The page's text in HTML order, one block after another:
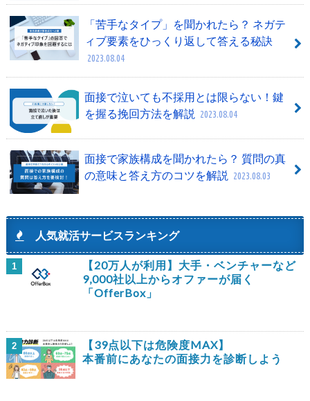
「苦手なタイプ」を聞かれたら？ ネガテ
ィブ要素をひっくり返して答える秘訣
2023.08.04
面接で泣いても不採用とは限らない！鍵
を握る挽回方法を解説
2023.08.04
面接で家族構成を聞かれたら？ 質問の真
の意味と答え方のコツを解説
2023.08.03
人気就活サービスランキング
1
【20万人が利用】大手・ベンチャーなど
9,000社以上からオファーが届く
「OfferBox」
2
【39点以下は危険度MAX】
本番前にあなたの面接力を診断しよう